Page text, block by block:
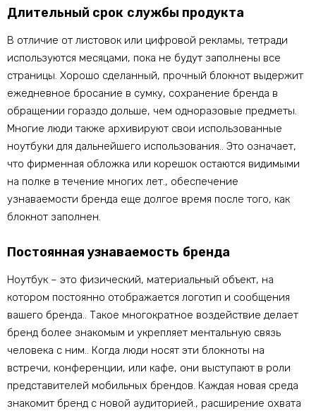
Длительный срок службы продукта
В отличие от листовок или цифровой рекламы, тетради
используются месяцами, пока не будут заполнены все
страницы. Хорошо сделанный, прочный блокнот выдержит
ежедневное бросание в сумку, сохранение бренда в
обращении гораздо дольше, чем одноразовые предметы.
Многие люди также архивируют свои использованные
ноутбуки для дальнейшего использования.. Это означает,
что фирменная обложка или корешок остаются видимыми
на полке в течение многих лет., обеспечение
узнаваемости бренда еще долгое время после того, как
блокнот заполнен.
Постоянная узнаваемость бренда
Ноутбук – это физический, материальный объект, на
котором постоянно отображается логотип и сообщения
вашего бренда.. Такое многократное воздействие делает
бренд более знакомым и укрепляет ментальную связь
человека с ним.. Когда люди носят эти блокноты на
встречи, конференции, или кафе, они выступают в роли
представителей мобильных брендов. Каждая новая среда
знакомит бренд с новой аудиторией., расширение охвата